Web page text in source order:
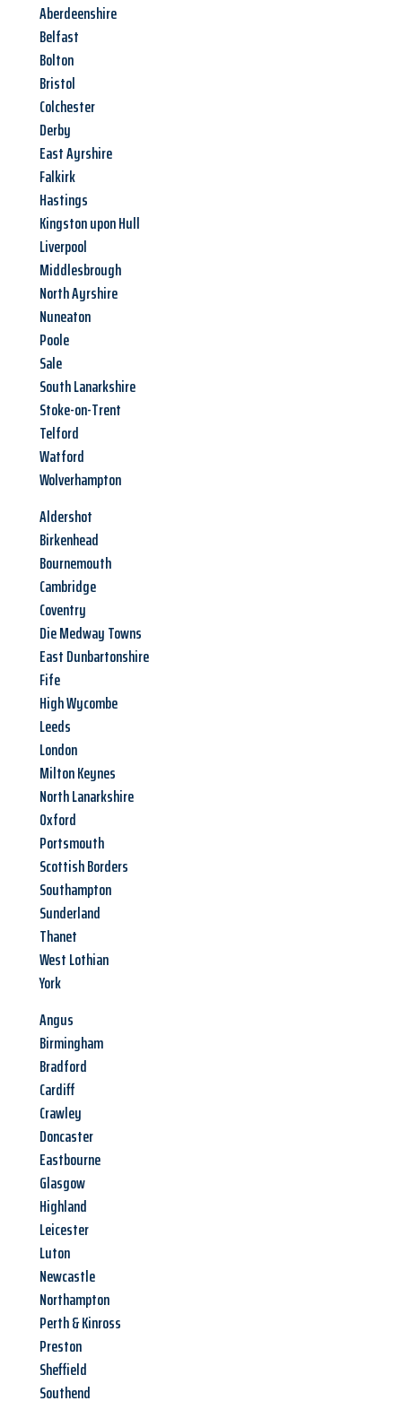
Aberdeenshire
Belfast
Bolton
Bristol
Colchester
Derby
East Ayrshire
Falkirk
Hastings
Kingston upon Hull
Liverpool
Middlesbrough
North Ayrshire
Nuneaton
Poole
Sale
South Lanarkshire
Stoke-on-Trent
Telford
Watford
Wolverhampton
Aldershot
Birkenhead
Bournemouth
Cambridge
Coventry
Die Medway Towns
East Dunbartonshire
Fife
High Wycombe
Leeds
London
Milton Keynes
North Lanarkshire
Oxford
Portsmouth
Scottish Borders
Southampton
Sunderland
Thanet
West Lothian
York
Angus
Birmingham
Bradford
Cardiff
Crawley
Doncaster
Eastbourne
Glasgow
Highland
Leicester
Luton
Newcastle
Northampton
Perth & Kinross
Preston
Sheffield
Southend